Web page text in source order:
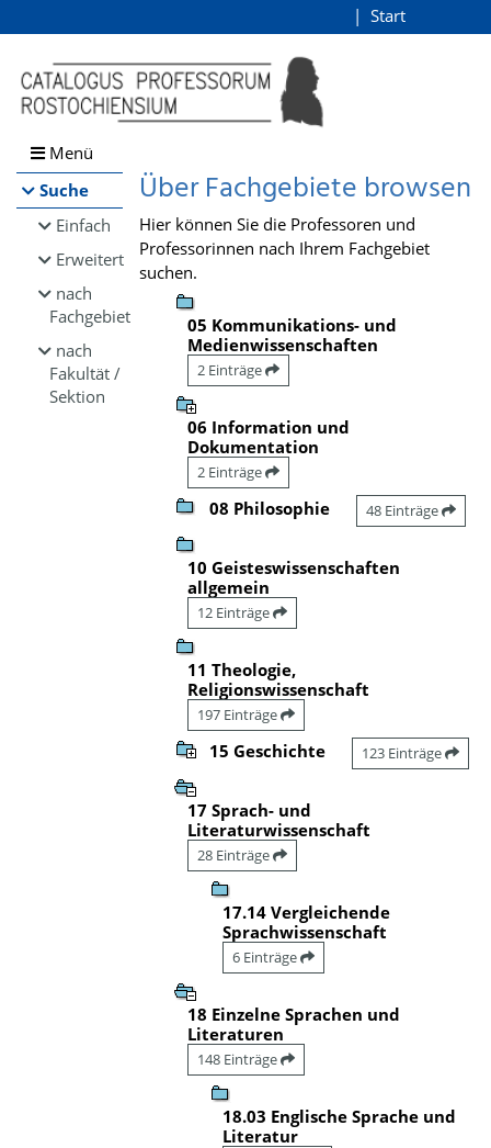
Browsen
direkt zum Inhalt
Start
Menü
Suche
Einfach
Erweitert
nach
Fachgebiet
nach
Fakultät /
Sektion
Über Fachgebiete browsen
Hier können Sie die Professoren und
Professorinnen nach Ihrem Fachgebiet
suchen.
05 Kommunikations- und
Medienwissenschaften
2 Einträge
06 Information und
Dokumentation
2 Einträge
08 Philosophie 48 Einträge
10 Geisteswissenschaften
allgemein
12 Einträge
11 Theologie,
Religionswissenschaft
197 Einträge
15 Geschichte 123 Einträge
17 Sprach- und
Literaturwissenschaft
28 Einträge
17.14 Vergleichende
Sprachwissenschaft
6 Einträge
18 Einzelne Sprachen und
Literaturen
148 Einträge
18.03 Englische Sprache und
Literatur